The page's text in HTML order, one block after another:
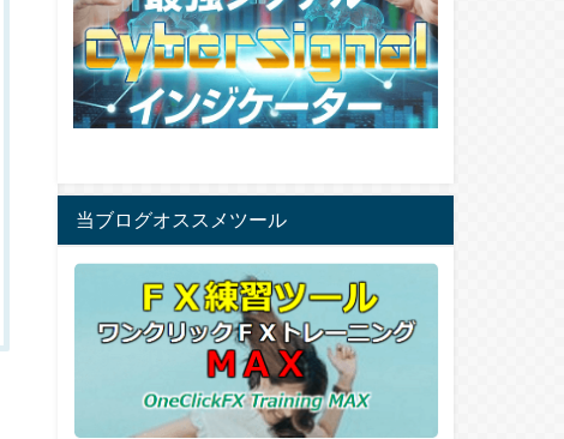
当ブログオススメツール